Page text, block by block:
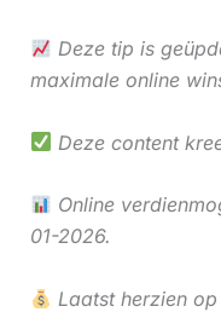
Deze tip is
maximale online
Deze content
Online
01-2026.
Laatst herzien